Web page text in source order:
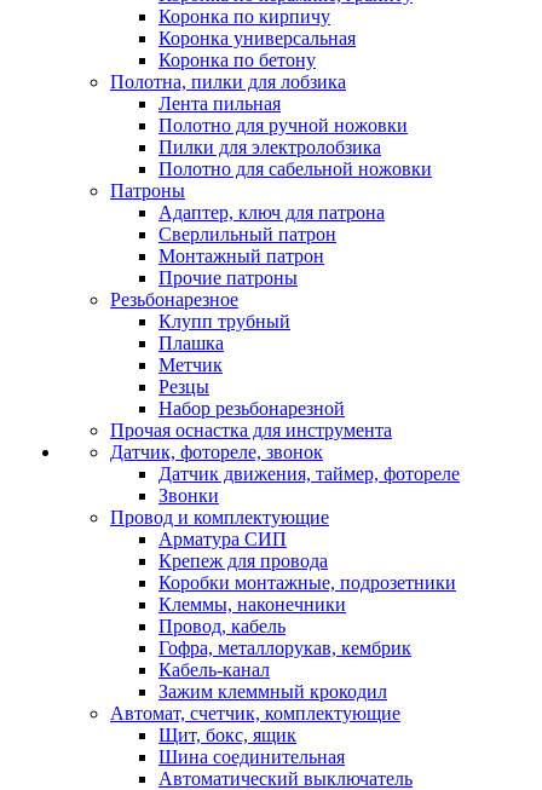
Коронка по кирпичу
Коронка универсальная
Коронка по бетону
Полотна, пилки для лобзика
Лента пильная
Полотно для ручной ножовки
Пилки для электролобзика
Полотно для сабельной ножовки
Патроны
Адаптер, ключ для патрона
Сверлильный патрон
Монтажный патрон
Прочие патроны
Резьбонарезное
Клупп трубный
Плашка
Метчик
Резцы
Набор резьбонарезной
Прочая оснастка для инструмента
Датчик, фотореле, звонок
Датчик движения, таймер, фотореле
Звонки
Провод и комплектующие
Арматура СИП
Крепеж для провода
Коробки монтажные, подрозетники
Клеммы, наконечники
Провод, кабель
Гофра, металлорукав, кембрик
Кабель-канал
Зажим клеммный крокодил
Автомат, счетчик, комплектующие
Щит, бокс, ящик
Шина соединительная
Автоматический выключатель